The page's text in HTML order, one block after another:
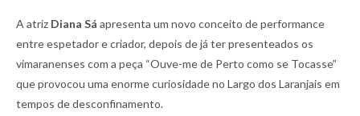
A atriz Diana Sá apresenta um novo conceito de performance
entre espetador e criador, depois de já ter presenteados os
vimaranenses com a peça “Ouve-me de Perto como se Tocasse”
que provocou uma enorme curiosidade no Largo dos Laranjais em
tempos de desconfinamento.